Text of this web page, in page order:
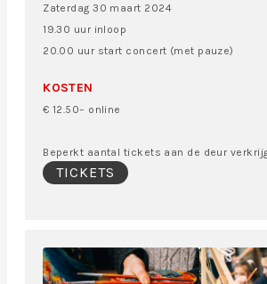
Zaterdag 30 maart 2024
19.30 uur inloop
20.00 uur start concert (met pauze)
KOSTEN
€ 12.50– online
Beperkt aantal tickets aan de deur
TICKETS